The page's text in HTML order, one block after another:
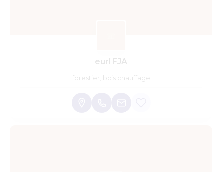
eurl FJA
forestier, bois chauffage